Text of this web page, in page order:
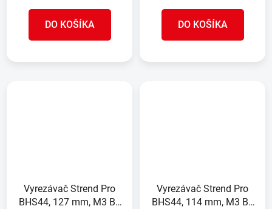
DO KOŠÍKA DO KOŠÍKA
Vyrezávač Strend Pro
BHS44, 127 mm, M3 Bi-
Vyrezávač Strend Pro
BHS44, 114 mm, M3 Bi-